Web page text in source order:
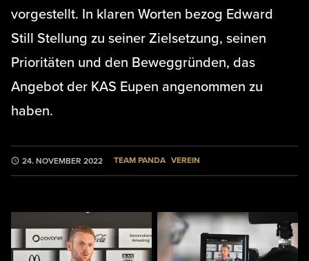
vorgestellt. In klaren Worten bezog Edward
Still Stellung zu seiner Zielsetzung, seinen
Prioritäten und den Beweggründen, das
Angebot der KAS Eupen angenommen zu
haben.
24. NOVEMBER 2022 TEAM PANDA VEREIN